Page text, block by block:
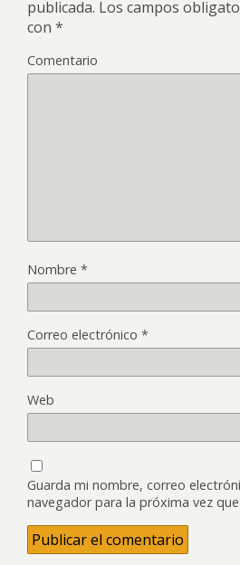
publicada. Los campos
con *
Comentario
Nombre *
Correo electrónico *
Web
Guarda mi nombre, correo
navegador para la próxima vez